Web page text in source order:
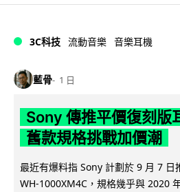
3C科技 流動音樂 音樂耳機
藍骨 1 日
Sony 傳推平價復刻
舊款規格挑戰加價潮
最近有爆料指 Sony 計劃於 9 月 7 日
WH-1000XM4C，規格幾乎與 2020